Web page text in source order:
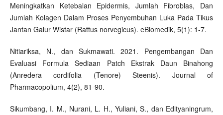
Meningkatkan Ketebalan Epidermis, Jumlah Fibroblas, Dan
Jumlah Kolagen Dalam Proses Penyembuhan Luka Pada Tikus
Jantan Galur Wistar (Rattus norvegicus). eBiomedik, 5(1): 1-7.
Nitiariksa, N., dan Sukmawati. 2021. Pengembangan Dan
Evaluasi Formula Sediaan Patch Ekstrak Daun Binahong
(Anredera cordifolia (Tenore) Steenis). Journal of
Pharmacopolium, 4(2), 81-90.
Sikumbang, I. M., Nurani, L. H., Yuliani, S., dan Edityaningrum,